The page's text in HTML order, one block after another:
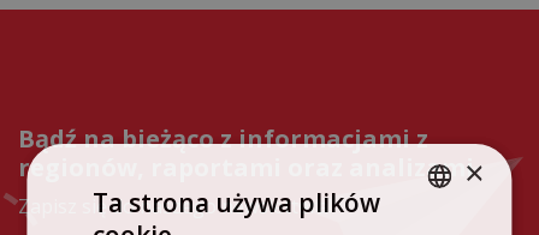
Bądź na bieżąco z informacjami z
regionów, raportami oraz analizami
Zapisz się do naszego newslettera!
×
Ta strona używa plików